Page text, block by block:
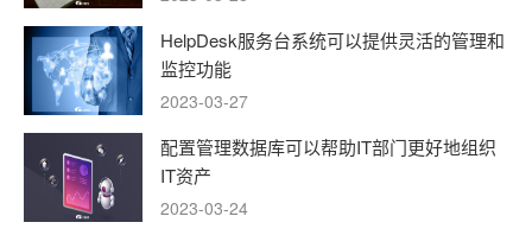
HelpDesk服务台系统可以提供灵活的管理和
监控功能
2023-03-27
配置管理数据库可以帮助IT部门更好地组织
IT资产
2023-03-24